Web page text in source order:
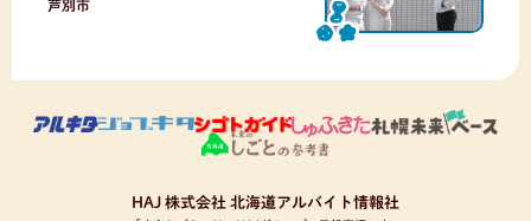
芦別市
HAJ 株式会社 北海道アルバイト情報社